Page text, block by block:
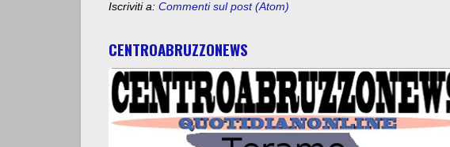
Iscriviti a: Commenti sul post (Atom)
CENTROABRUZZONEWS